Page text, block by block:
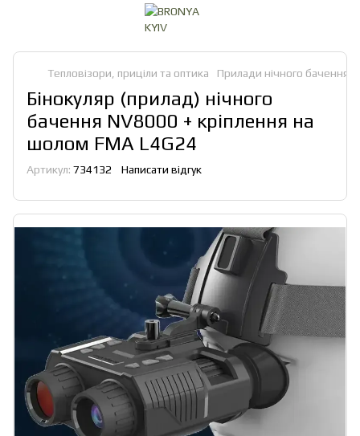
Тепловізори, приціли та оптика Прилади нічного бачення
Бінокуляр (прилад) нічного
бачення NV8000 + кріплення на
шолом FMA L4G24
Артикул: 734132 Написати відгук